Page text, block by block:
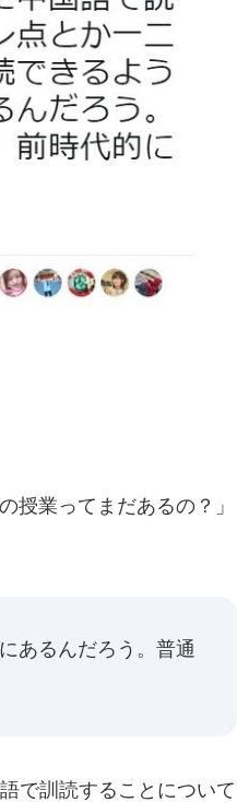
授業ってまだあるの？」
あるんだろう。普通
で訓読することについて